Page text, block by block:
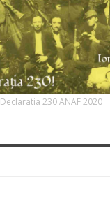
Declaratia 230 ANAF 2020